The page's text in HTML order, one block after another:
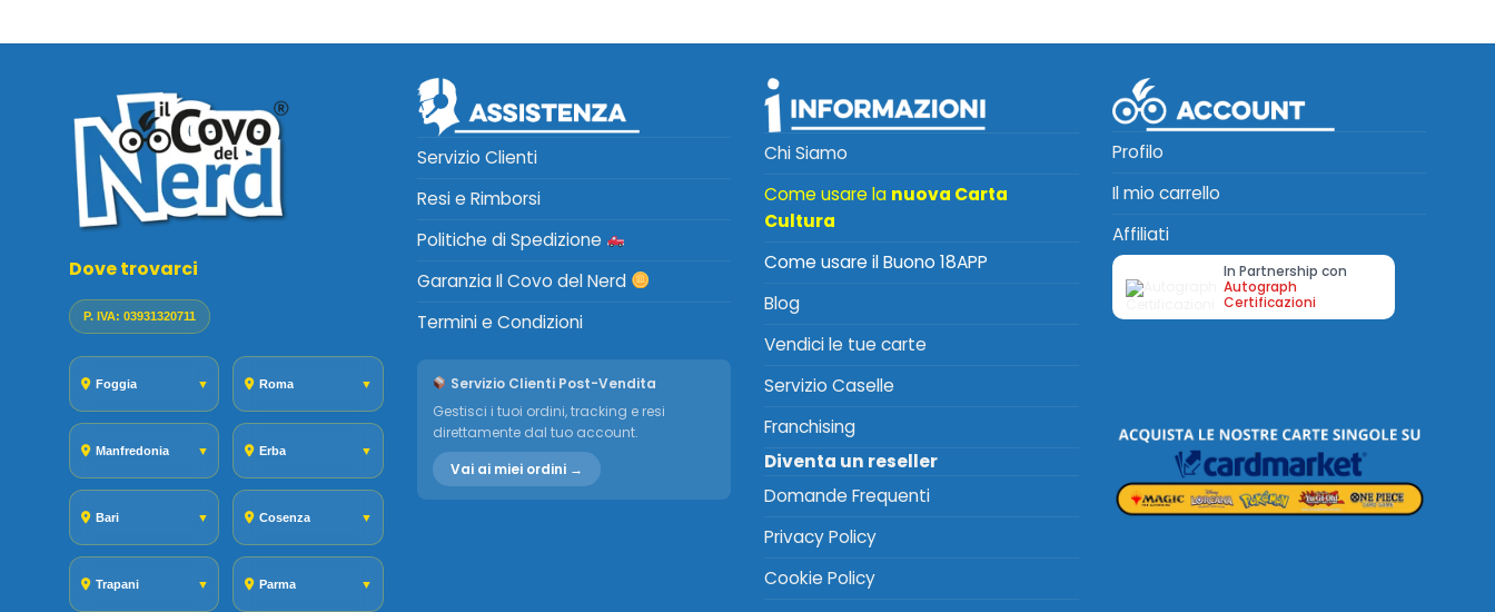
Dove trovarci
P. IVA: 03931320711
Foggia ▼ Roma ▼
Manfredonia ▼ Erba ▼
Bari ▼ Cosenza ▼
Trapani ▼ Parma ▼
Servizio Clienti
Resi e Rimborsi
Politiche di Spedizione
Garanzia Il Covo del Nerd
Termini e Condizioni
Servizio Clienti Post-Vendita
Gestisci i tuoi ordini, tracking e resi
direttamente dal tuo account.
Vai ai miei ordini →
Chi Siamo
Come usare la nuova Carta
Cultura
Come usare il Buono 18APP
Blog
Vendici le tue carte
Servizio Caselle
Franchising
Diventa un reseller
Domande Frequenti
Privacy Policy
Cookie Policy
Profilo
Il mio carrello
Affiliati
In Partnership con
Autograph
Certificazioni